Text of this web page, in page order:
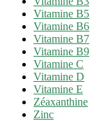
Vitamine B5
Vitamine B6
Vitamine B7
Vitamine B9
Vitamine C
Vitamine D
Vitamine E
Zéaxanthine
Zinc